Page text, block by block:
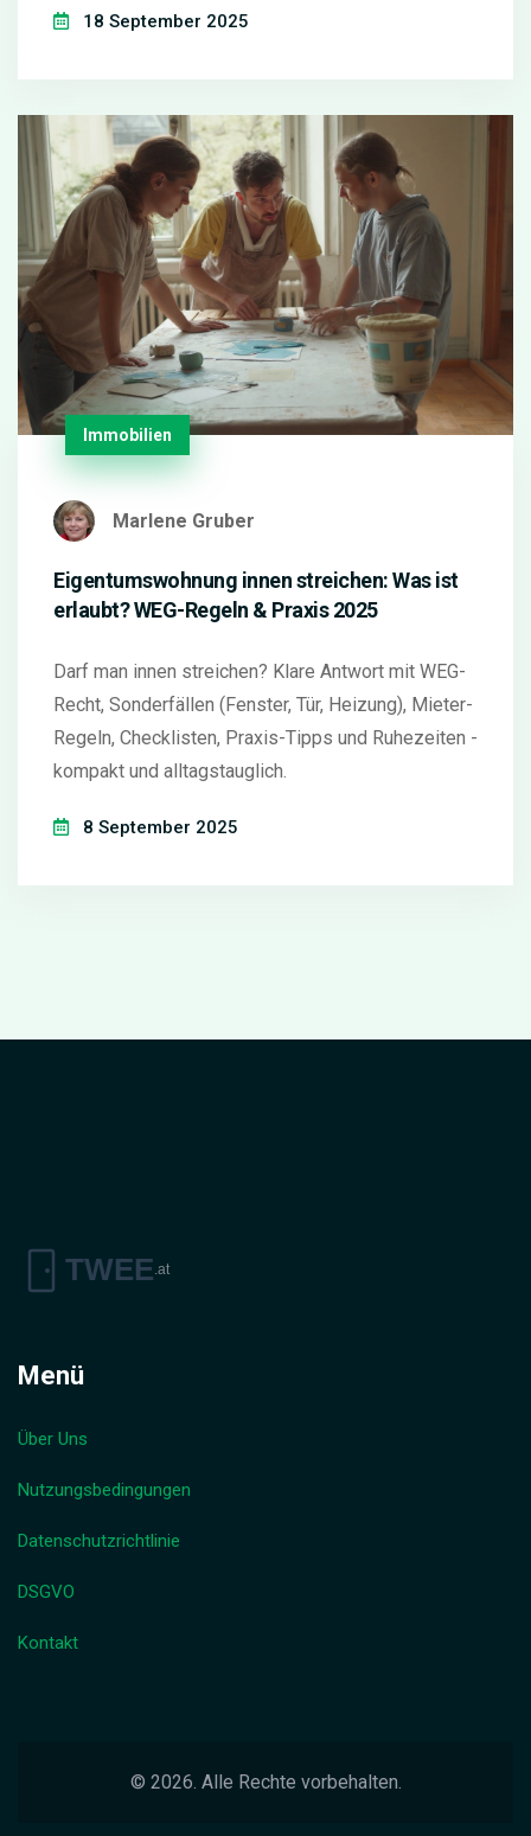
18 September 2025
Immobilien
Marlene Gruber
Eigentumswohnung innen streichen: Was ist
erlaubt? WEG-Regeln & Praxis 2025
Darf man innen streichen? Klare Antwort mit WEG-
Recht, Sonderfällen (Fenster, Tür, Heizung), Mieter-
Regeln, Checklisten, Praxis-Tipps und Ruhezeiten -
kompakt und alltagstauglich.
8 September 2025
Menü
Über Uns
Nutzungsbedingungen
Datenschutzrichtlinie
DSGVO
Kontakt
© 2026. Alle Rechte vorbehalten.